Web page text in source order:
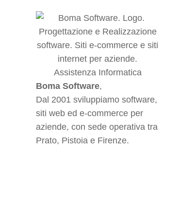
Boma Software,
Dal 2001 sviluppiamo software,
siti web ed e-commerce per
aziende, con sede operativa tra
Prato, Pistoia e Firenze.